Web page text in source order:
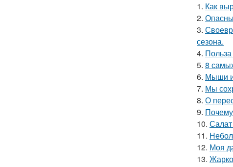
1. Как
2.
3.
сезона.
4.
5. 8
6. Мыши
7. Мы
8. О
9.
10.
11.
12. Моя
13.